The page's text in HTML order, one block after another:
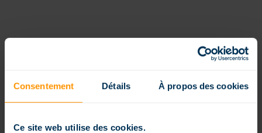
Consentement Détails À propos des cookies
Ce site web utilise des cookies.